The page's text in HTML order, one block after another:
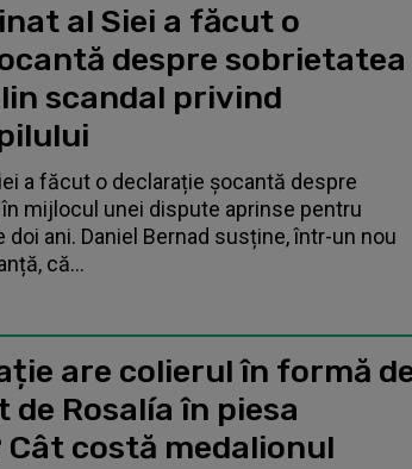
al Siei a făcut o
despre sobrietatea
scandal privind
a făcut o declarație șocantă despre
mijlocul unei dispute aprinse pentru
ani. Daniel Bernad susține, într-un nou
că...
are colierul în formă
Rosalía în piesa
Cât costă medalionul